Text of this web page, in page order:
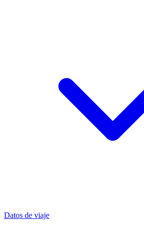
Datos de viaje